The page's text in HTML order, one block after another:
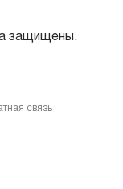
защищены.
связь